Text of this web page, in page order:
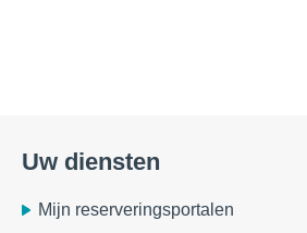
Uw diensten
Mijn reserveringsportalen